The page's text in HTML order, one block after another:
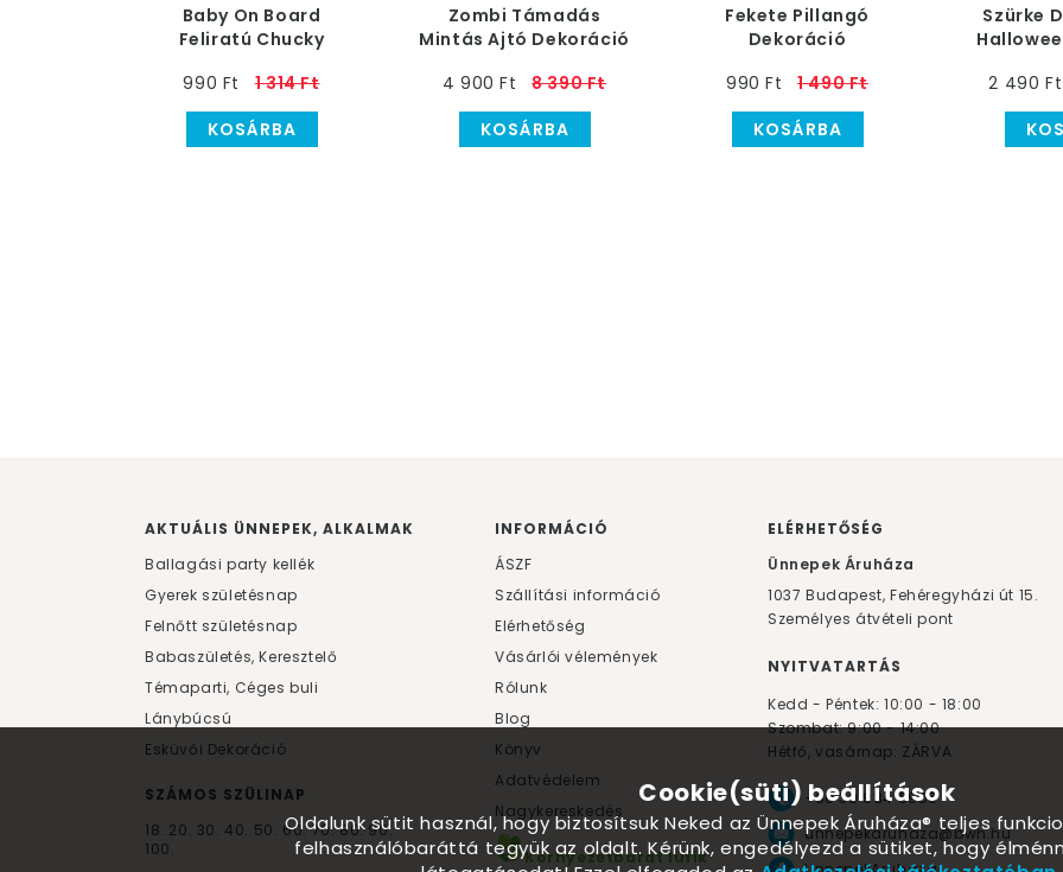
Baby On Board
Feliratú Chucky
990 Ft
1 314 Ft
KOSÁRBA
Zombi Támadás
Mintás Ajtó Dekoráció
4 900 Ft
8 390 Ft
KOSÁRBA
Fekete Pillangó
Dekoráció
990 Ft
1 490 Ft
KOSÁRBA
Szürke
2 490 Ft
AKTUÁLIS ÜNNEPEK, ALKALMAK
Ballagási party kellék
Gyerek születésnap
Felnőtt születésnap
Babaszületés, Keresztelő
Témaparti, Céges buli
Lánybúcsú
Esküvői Dekoráció
SZÁMOS SZÜLINAP
18. 20. 30. 40. 50. 60.70.80.90.
100.
INFORMÁCIÓ
ÁSZF
Szállítási információ
Elérhetőség
Vásárlói vélemények
Rólunk
Blog
Könyv
Adatvédelem
Nagykereskedés
Környezetbarát lufik
ELÉRHETŐSÉG
Ünnepek Áruháza
1037 Budapest, Fehéregyházi út 15.
Személyes átvételi pont
NYITVATARTÁS
Kedd - Péntek: 10:00 - 18:00
Szombat: 9:00 - 14:00
Hétfő, vasárnap: ZÁRVA
+36 30 984 6955
unnepekaruhaza@bwh.hu
Cookie(süti) beállítások
Oldalunk sütit használ, hogy biztosítsuk Neked az Ünnepek Áruháza® teljes
felhasználóbaráttá tegyük az oldalt. Kérünk, engedélyezd a sütiket, hogy